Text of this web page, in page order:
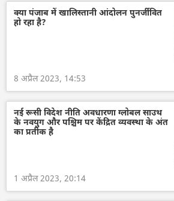
क्या पंजाब में खालिस्तानी आंदोलन पुनर्जीवित
हो रहा है?
8 अप्रैल 2023, 14:53
नई रूसी विदेश नीति अवधारणा ग्लोबल साउथ
के नवयुग और पश्चिम पर केंद्रित व्यवस्था के अंत
का प्रतीक है
1 अप्रैल 2023, 20:14